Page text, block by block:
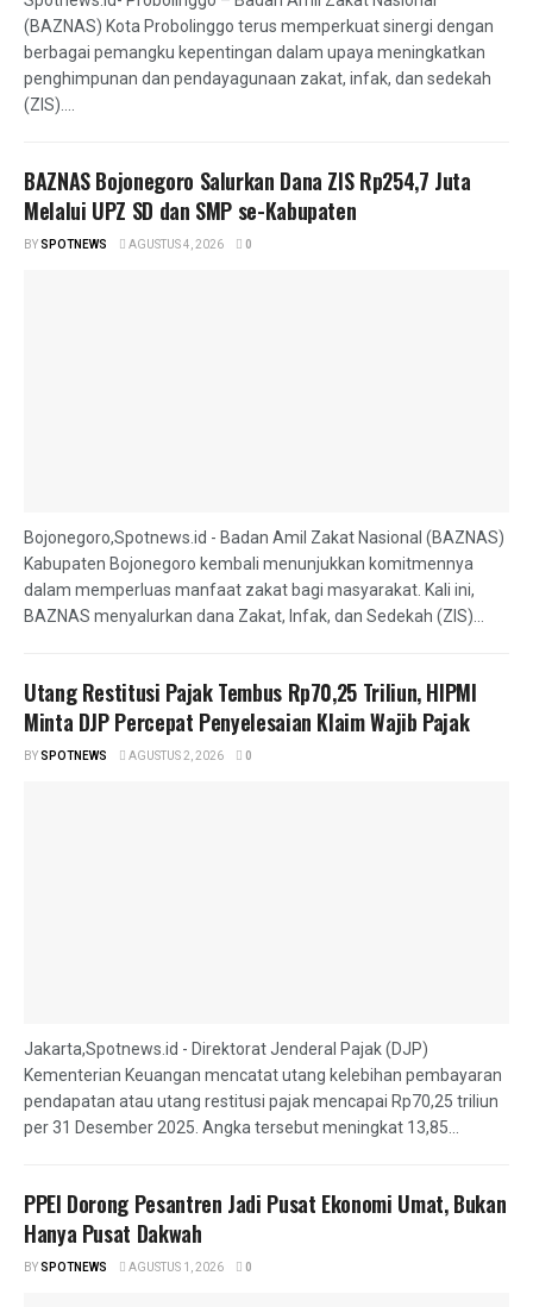
(BAZNAS) Kota Probolinggo terus memperkuat sinergi dengan
berbagai pemangku kepentingan dalam upaya meningkatkan
penghimpunan dan pendayagunaan zakat, infak, dan sedekah
(ZIS)....
BAZNAS Bojonegoro Salurkan Dana ZIS Rp254,7 Juta
Melalui UPZ SD dan SMP se-Kabupaten
BYSPOTNEWS AGUSTUS 4, 2026 0
Bojonegoro,Spotnews.id - Badan Amil Zakat Nasional (BAZNAS)
Kabupaten Bojonegoro kembali menunjukkan komitmennya
dalam memperluas manfaat zakat bagi masyarakat. Kali ini,
BAZNAS menyalurkan dana Zakat, Infak, dan Sedekah (ZIS)...
Utang Restitusi Pajak Tembus Rp70,25 Triliun, HIPMI
Minta DJP Percepat Penyelesaian Klaim Wajib Pajak
BYSPOTNEWS AGUSTUS 2, 2026 0
Jakarta,Spotnews.id - Direktorat Jenderal Pajak (DJP)
Kementerian Keuangan mencatat utang kelebihan pembayaran
pendapatan atau utang restitusi pajak mencapai Rp70,25 triliun
per 31 Desember 2025. Angka tersebut meningkat 13,85...
PPEI Dorong Pesantren Jadi Pusat Ekonomi Umat, Bukan
Hanya Pusat Dakwah
BYSPOTNEWS AGUSTUS 1, 2026 0